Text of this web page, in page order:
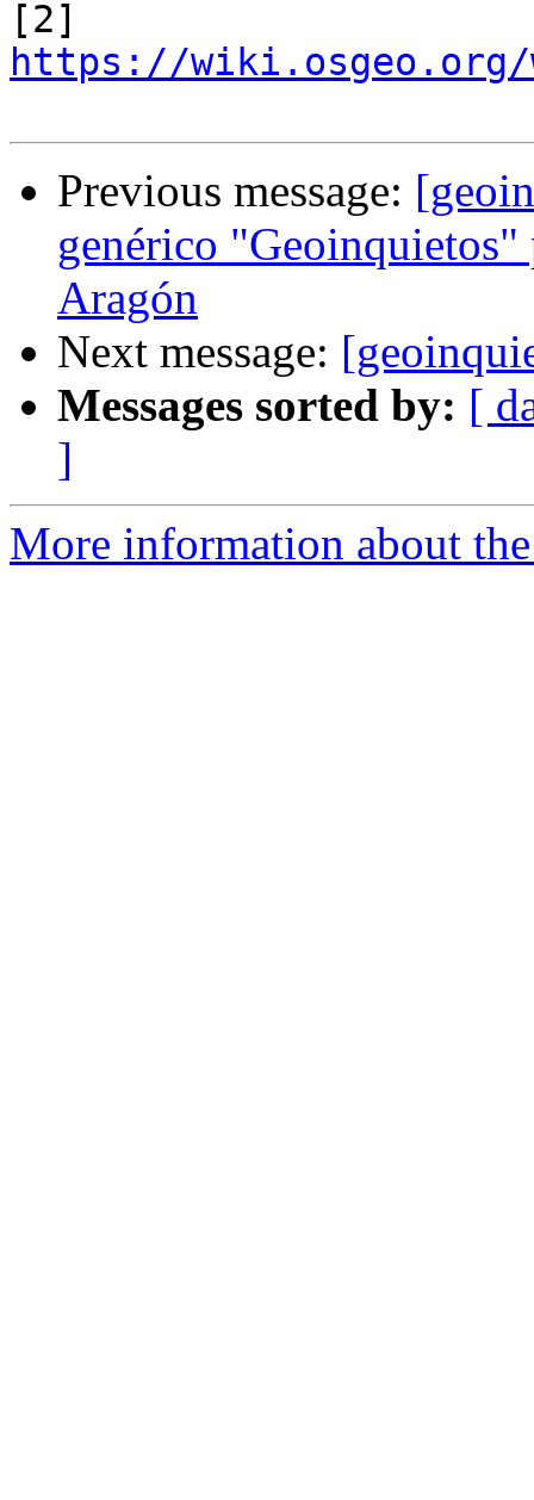
https://wiki.osgeo.org/
Previous message:
genérico
Aragón
Next message:
Messages sorted by: [
]
More information about